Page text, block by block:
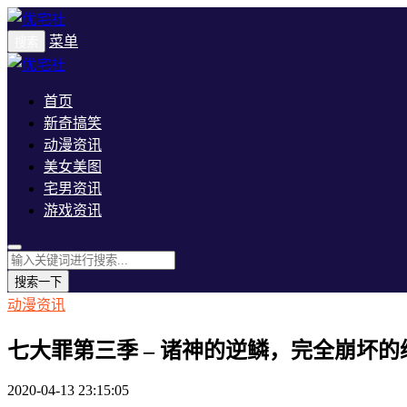
菜单
首页
新奇搞笑
动漫资讯
美女美图
宅男资讯
游戏资讯
搜索一下
动漫资讯
七大罪第三季 – 诸神的逆鳞，完全崩坏的
2020-04-13 23:15:05